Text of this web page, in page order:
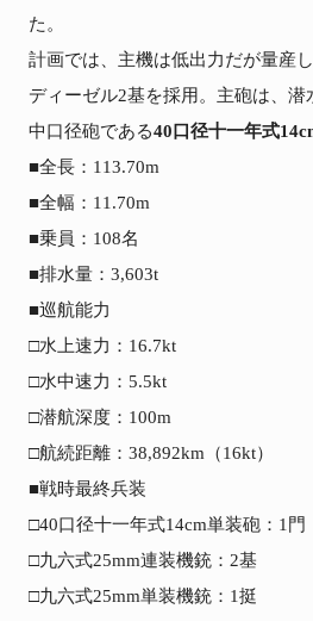
た。
計画では、主機は低出力だが量産
ディーゼル2基を採用。主砲は、潜
中口径砲である40口径十一年式
■全長：113.70m
■全幅：11.70m
■乗員：108名
■排水量：3,603t
■巡航能力
□水上速力：16.7kt
□水中速力：5.5kt
□潜航深度：100m
□航続距離：38,892km（16kt）
■戦時最終兵装
□40口径十一年式14cm単装砲：1門
□九六式25mm連装機銃：2基
□九六式25mm単装機銃：1挺